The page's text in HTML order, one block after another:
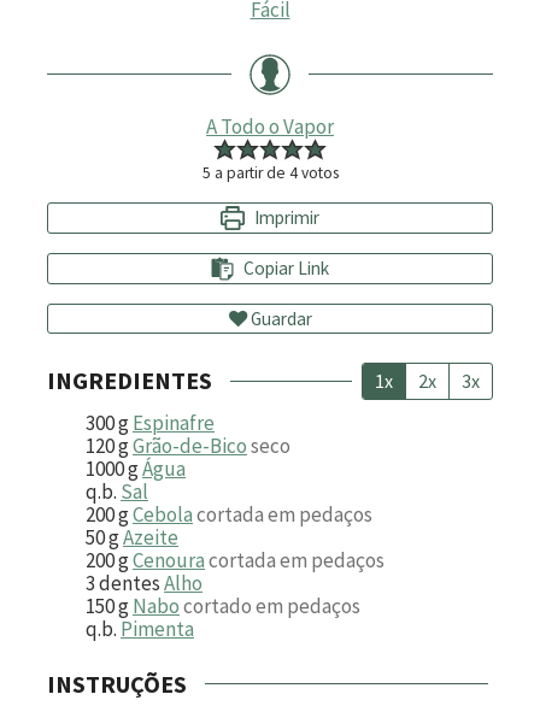
Fácil
A Todo o Vapor
5 a partir de 4votos
Imprimir
Copiar Link
Guardar
INGREDIENTES 1x 2x 3x
300gEspinafre
120gGrão-de-Bicoseco
1000gÁgua
q.b. Sal
200gCebolacortada em pedaços
50gAzeite
200gCenouracortada em pedaços
3dentesAlho
150gNabocortado em pedaços
q.b. Pimenta
INSTRUÇÕES